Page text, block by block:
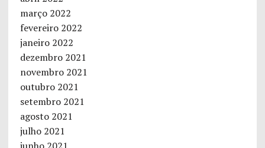
março 2022
fevereiro 2022
janeiro 2022
dezembro 2021
novembro 2021
outubro 2021
setembro 2021
agosto 2021
julho 2021